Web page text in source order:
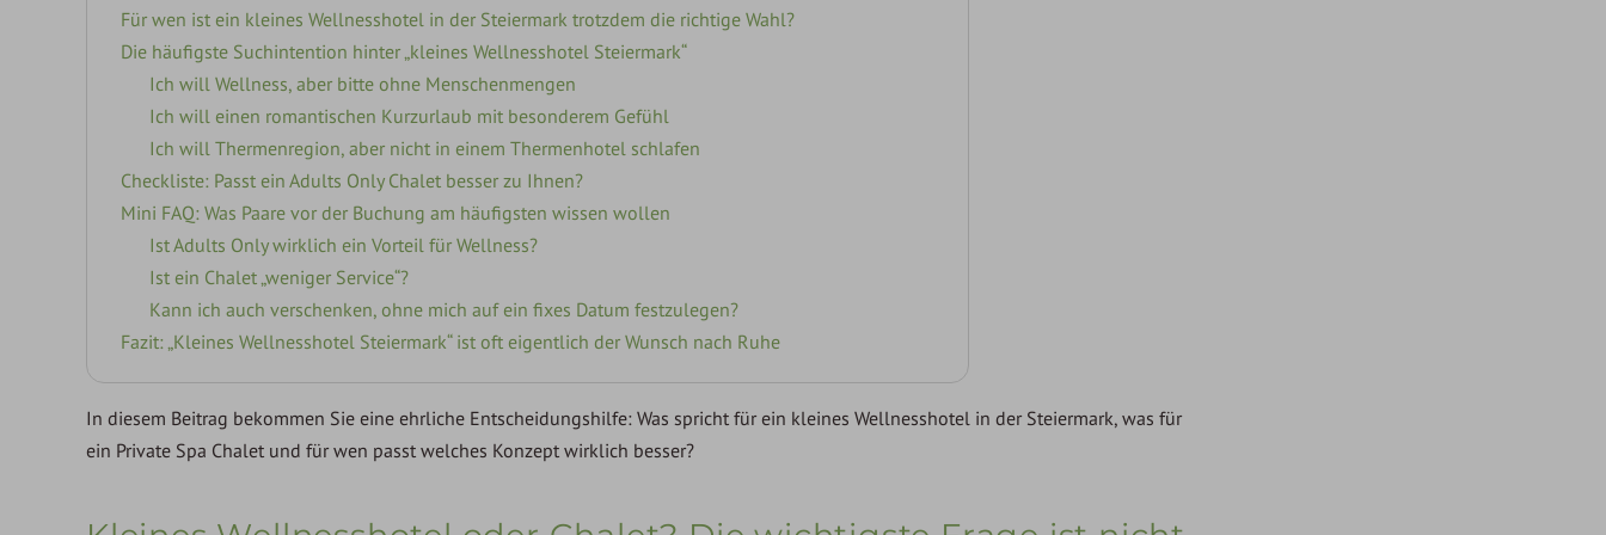
Für wen ist ein kleines Wellnesshotel in der Steiermark trotzdem die richtige Wahl?
Die häufigste Suchintention hinter „kleines Wellnesshotel Steiermark“
Ich will Wellness, aber bitte ohne Menschenmengen
Ich will einen romantischen Kurzurlaub mit besonderem Gefühl
Ich will Thermenregion, aber nicht in einem Thermenhotel schlafen
Checkliste: Passt ein Adults Only Chalet besser zu Ihnen?
Mini FAQ: Was Paare vor der Buchung am häufigsten wissen wollen
Ist Adults Only wirklich ein Vorteil für Wellness?
Ist ein Chalet „weniger Service“?
Kann ich auch verschenken, ohne mich auf ein fixes Datum festzulegen?
Fazit: „Kleines Wellnesshotel Steiermark“ ist oft eigentlich der Wunsch nach Ruhe
In diesem Beitrag bekommen Sie eine ehrliche Entscheidungshilfe: Was spricht für ein kleines Wellnesshotel in der Steiermark, was für
ein Private Spa Chalet und für wen passt welches Konzept wirklich besser?